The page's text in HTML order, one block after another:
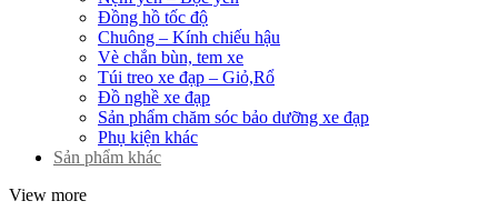
Đồng hồ tốc độ
Chuông – Kính chiếu hậu
Vè chắn bùn, tem xe
Túi treo xe đạp – Giỏ,Rổ
Đồ nghề xe đạp
Sản phẩm chăm sóc bảo dưỡng xe đạp
Phụ kiện khác
Sản phẩm khác
View more